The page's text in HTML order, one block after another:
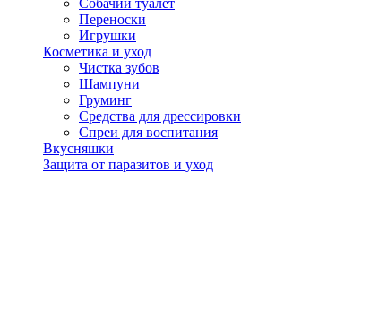
Собачий туалет
Переноски
Игрушки
Косметика и уход
Чистка зубов
Шампуни
Груминг
Средства для дрессировки
Спреи для воспитания
Вкусняшки
Защита от паразитов и уход